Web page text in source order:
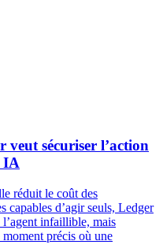
veut sécuriser l’action
IA
réduit le coût des
capables d’agir seuls, Ledger
infaillible, mais
moment précis où une